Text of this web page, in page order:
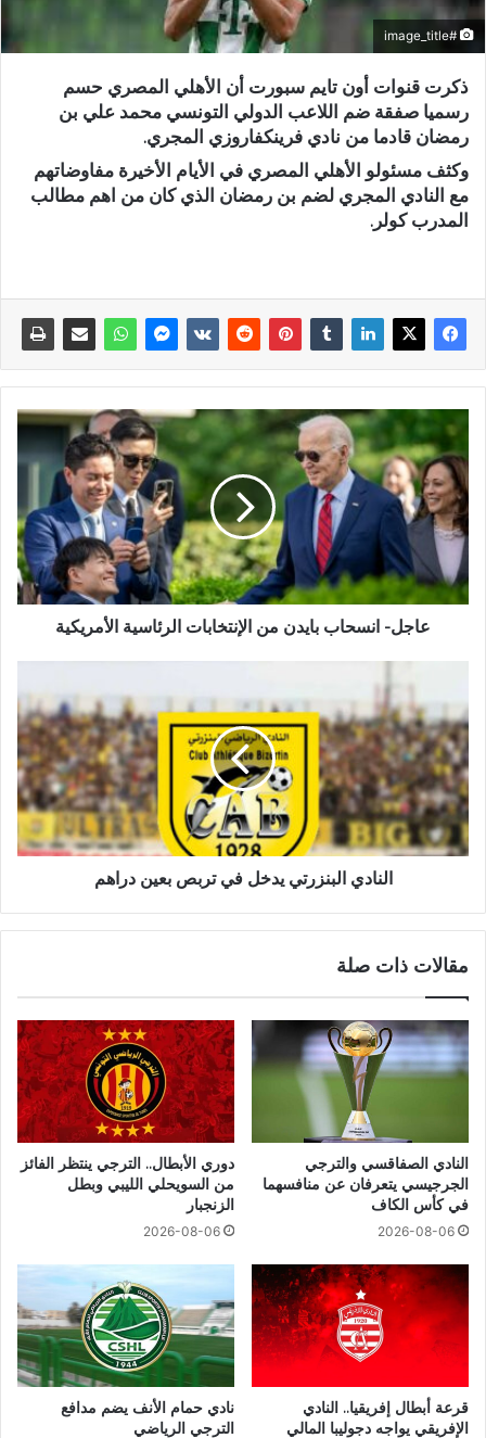
#image_title
ذكرت قنوات أون تايم سبورت أن الأهلي المصري حسم
رسميا صفقة ضم اللاعب الدولي التونسي محمد علي بن
رمضان قادما من نادي فرينكفاروزي المجري.
وكثف مسئولو الأهلي المصري في الأيام الأخيرة مفاوضاتهم
مع النادي المجري لضم بن رمضان الذي كان من اهم مطالب
المدرب كولر.
عاجل- انسحاب بايدن من الإنتخابات الرئاسية الأمريكية
النادي البنزرتي يدخل في تربص بعين دراهم
مقالات ذات صلة
النادي الصفاقسي والترجي
الجرجيسي يتعرفان عن منافسهما
في كأس الكاف
2026-08-06
دوري الأبطال.. الترجي ينتظر الفائز
من السويحلي الليبي وبطل
الزنجبار
2026-08-06
قرعة أبطال إفريقيا.. النادي
الإفريقي يواجه دجوليبا المالي
نادي حمام الأنف يضم مدافع
الترجي الرياضي